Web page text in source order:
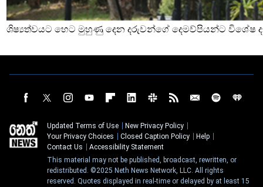
ශිෂ්‍යත්වයට හෙට මුහුණු දෙන දරුවන්ගේ දෙමව්පියන්ට විශේෂ
Updated Terms of Use
New Privacy Policy
Your Privacy Choices
Closed Caption Policy
Help
Contact Us
Accessibility Statement
This material may not be published, broadcast, rewritten, or
redistributed. ©2025 Neth News Network, LLC. All rights
reserved. Quotes displayed in real-time or delayed by at least 15